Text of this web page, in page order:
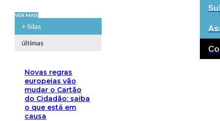
VER MAIS
+ lidas
últimas
Novas regras
europeias vão
mudar o Cartão
do Cidadão: saiba
o que está em
causa